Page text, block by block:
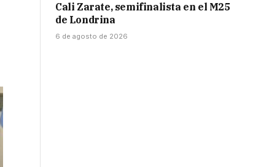
Cali Zarate, semifinalista en el M25
de Londrina
6 de agosto de 2026